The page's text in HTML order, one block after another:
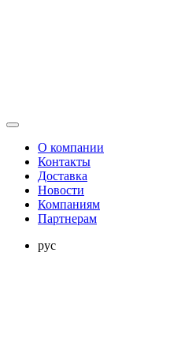
О компании
Контакты
Доставка
Новости
Компаниям
Партнерам
рус